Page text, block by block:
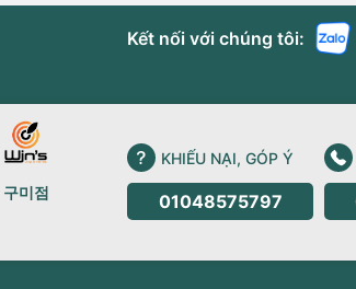
Kết nối với chúng tôi:
구미점
KHIẾU NẠI, GÓP Ý
01048575797